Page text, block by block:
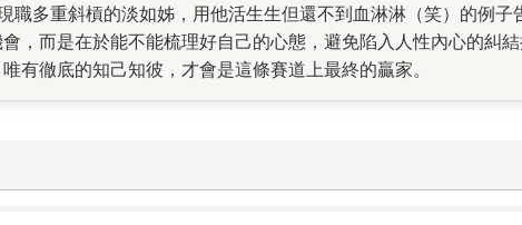
，而是在於能不能梳理好自己的心態，避免陷入人性內心的糾
有徹底的知己知彼，才會是這條賽道上最終的贏家。